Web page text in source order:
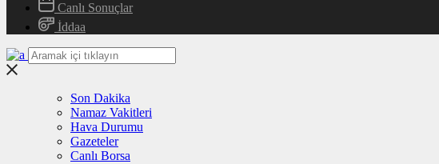
Canlı Sonuçlar
İddaa
Son Dakika
Namaz Vakitleri
Hava Durumu
Gazeteler
Canlı Borsa